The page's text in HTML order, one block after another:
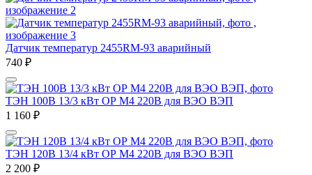
Датчик температур 2455RM-93 аварийный
740 ₽
ТЭН 100В 13/3 кВт ОР М4 220В для ВЭО ВЭП
1 160 ₽
ТЭН 120В 13/4 кВт ОР М4 220В для ВЭО ВЭП
2 200 ₽